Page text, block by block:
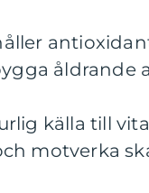
åldrande
källa till
motverka